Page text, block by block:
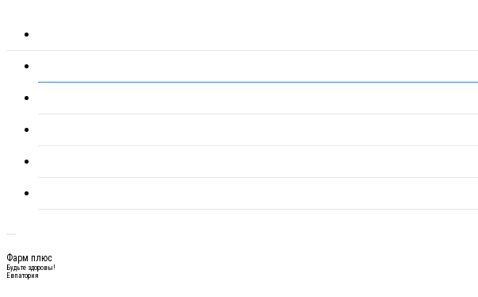
Фарм плюс
Будьте здоровы!
Евпатория